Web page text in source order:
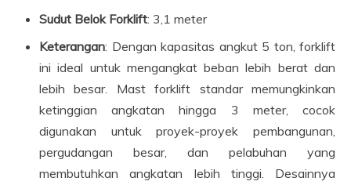
Sudut Belok Forklift: 3,1 meter
Keterangan: Dengan kapasitas angkut 5 ton, forklift
ini ideal untuk mengangkat beban lebih berat dan
lebih besar. Mast forklift standar memungkinkan
ketinggian angkatan hingga 3 meter, cocok
digunakan untuk proyek-proyek pembangunan,
pergudangan besar, dan pelabuhan yang
membutuhkan angkatan lebih tinggi. Desainnya